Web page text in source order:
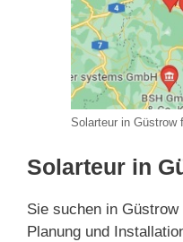
Solarteur in Güstrow
Solarteur in
Sie suchen in
Planung und